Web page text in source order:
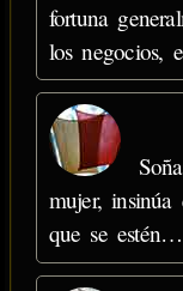
fortuna
los negocios,
mujer, insinúa
que se estén…